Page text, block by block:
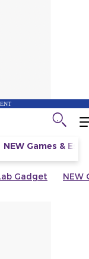
NEW Games &
Gadget NEW